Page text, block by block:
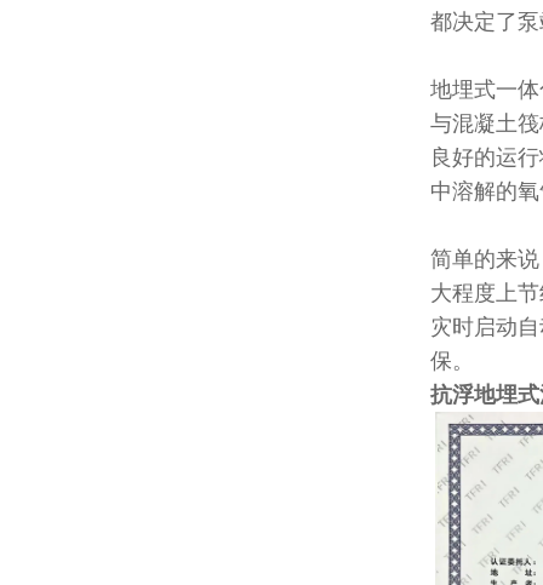
都决定了
地埋式一
与混凝土
良好的运
中溶解的
简单的来
大程度上
灾时启动
保。
抗浮地埋